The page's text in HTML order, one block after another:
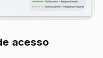
acesso